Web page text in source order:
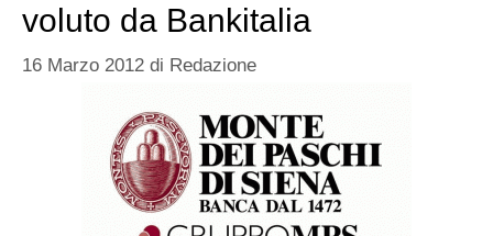
voluto da Bankitalia
16 Marzo 2012 di Redazione